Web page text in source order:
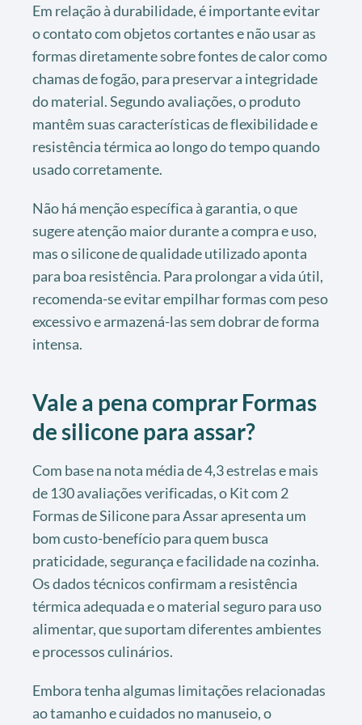
Em relação à durabilidade, é importante evitar
o contato com objetos cortantes e não usar as
formas diretamente sobre fontes de calor como
chamas de fogão, para preservar a integridade
do material. Segundo avaliações, o produto
mantêm suas características de flexibilidade e
resistência térmica ao longo do tempo quando
usado corretamente.
Não há menção específica à garantia, o que
sugere atenção maior durante a compra e uso,
mas o silicone de qualidade utilizado aponta
para boa resistência. Para prolongar a vida útil,
recomenda-se evitar empilhar formas com peso
excessivo e armazená-las sem dobrar de forma
intensa.
Vale a pena comprar Formas
de silicone para assar?
Com base na nota média de 4,3 estrelas e mais
de 130 avaliações verificadas, o Kit com 2
Formas de Silicone para Assar apresenta um
bom custo-benefício para quem busca
praticidade, segurança e facilidade na cozinha.
Os dados técnicos confirmam a resistência
térmica adequada e o material seguro para uso
alimentar, que suportam diferentes ambientes
e processos culinários.
Embora tenha algumas limitações relacionadas
ao tamanho e cuidados no manuseio, o